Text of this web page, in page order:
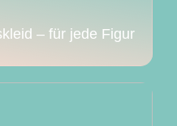
– für jede Figur